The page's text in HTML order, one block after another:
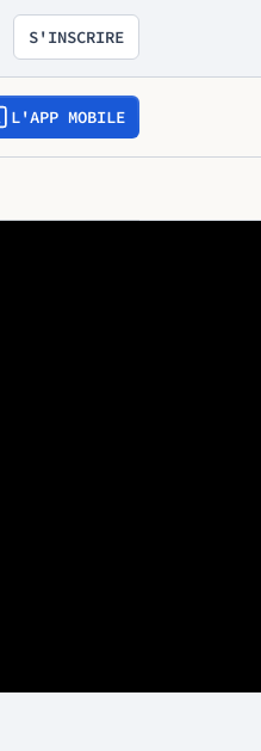
S'INSCRIRE
L'APP MOBILE